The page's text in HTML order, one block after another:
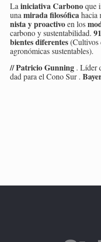
Laini­cia­ti­va Car­bonoque
unami­ra­da fi­lo­só­fi­cahacia
nis­ta y proac­ti­voen los
car­bono y sus­ten­ta­bi­li­dad.
bien­tes di­fe­ren­tes(Cul­ti­vos
agro­nó­mi­cas sus­ten­ta­bles).
// Pa­tri­cio Gun­ning . Líder
dad para el Cono Sur .